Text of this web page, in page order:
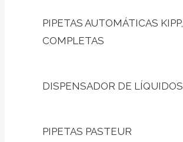
PIPETAS AUTOMÁTICAS KIPP,
COMPLETAS
DISPENSADOR DE LÍQUIDOS
PIPETAS PASTEUR